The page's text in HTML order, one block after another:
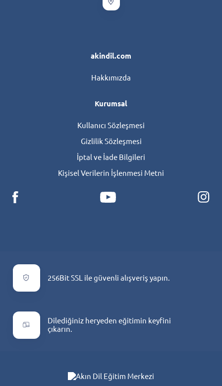
akindil.com
Hakkımızda
Kurumsal
Kullanıcı Sözleşmesi
Gizlilik Sözleşmesi
İptal ve İade Bilgileri
Kişisel Verilerin İşlenmesi Metni
256Bit SSL ile güvenli alışveriş yapın.
Dilediğiniz heryeden eğitimin keyfini
çıkarın.